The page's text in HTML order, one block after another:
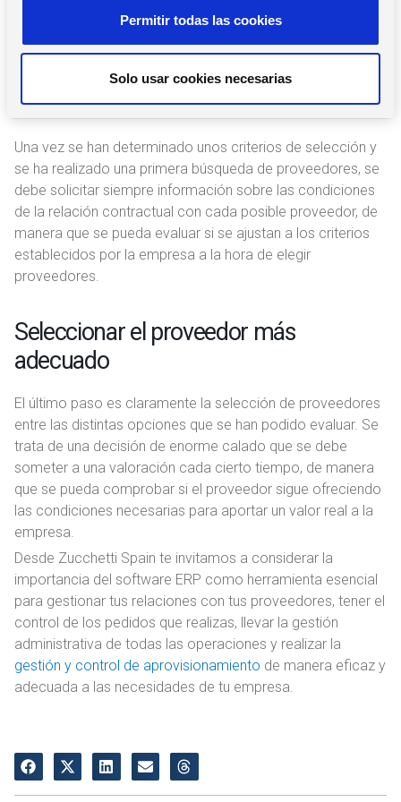
n
m
e
n
t
o
Permitir todas las cookies
Solo usar cookies necesarias
para cada tipo de producto o servicio que la empresa
requiere contratar.
Solicitar información
Una vez se han determinado unos criterios de selección y
se ha realizado una primera búsqueda de proveedores, se
debe solicitar siempre información sobre las condiciones
de la relación contractual con cada posible proveedor, de
manera que se pueda evaluar si se ajustan a los criterios
establecidos por la empresa a la hora de elegir
proveedores.
Seleccionar el proveedor más
adecuado
El último paso es claramente la selección de proveedores
entre las distintas opciones que se han podido evaluar. Se
trata de una decisión de enorme calado que se debe
someter a una valoración cada cierto tiempo, de manera
que se pueda comprobar si el proveedor sigue ofreciendo
las condiciones necesarias para aportar un valor real a la
empresa.
Desde Zucchetti Spain te invitamos a considerar la
importancia del software ERP como herramienta esencial
para gestionar tus relaciones con tus proveedores, tener el
control de los pedidos que realizas, llevar la gestión
administrativa de todas las operaciones y realizar la
gestión y control de aprovisionamiento de manera eficaz y
adecuada a las necesidades de tu empresa.